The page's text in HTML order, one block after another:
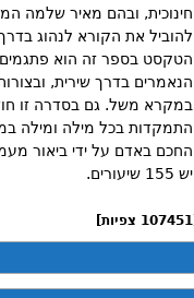
חינוכית, ובהם מאיר שלמה
להוביל את הקורא לנהוג
הטקסט בספר זה הוא
הנאמרים בדרך שירית,
במקרא משל. גם בסדרה זו
התמקדות בכל מילה ומילה
החכם באדם על ידי ביאור
יש 155 שיעורים.